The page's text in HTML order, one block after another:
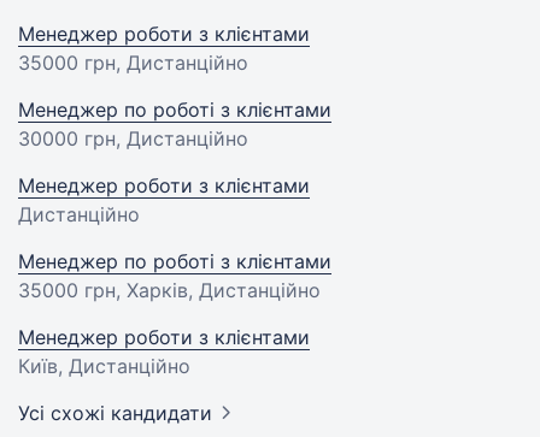
Менеджер роботи з клієнтами
35000 грн, Дистанційно
Менеджер по роботі з клієнтами
30000 грн, Дистанційно
Менеджер роботи з клієнтами
Дистанційно
Менеджер по роботі з клієнтами
35000 грн, Харків, Дистанційно
Менеджер роботи з клієнтами
Київ, Дистанційно
Усі схожі кандидати